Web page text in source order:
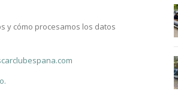
y cómo procesamos los datos